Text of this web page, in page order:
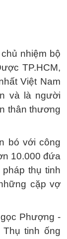
nhiệm bộ
TP.HCM,
Việt Nam
và là người
thân thương
bó với công
10.000 đứa
thụ tinh
cặp vợ
Phượng -
tinh ống